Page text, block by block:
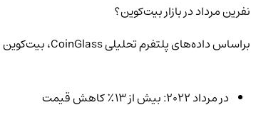
نفرین مرداد در بازار بیت‌کوین؟
براساس داده‌های پلتفرم تحلیلی CoinGlass، بیت‌کوین طی یک دهه گذشته در بیشتر مردادماه‌ها با ریزش قابل‌توجهی مواجه شده است.
در مرداد ۲۰۲۲: بیش از ۱۳٪ کاهش قیمت